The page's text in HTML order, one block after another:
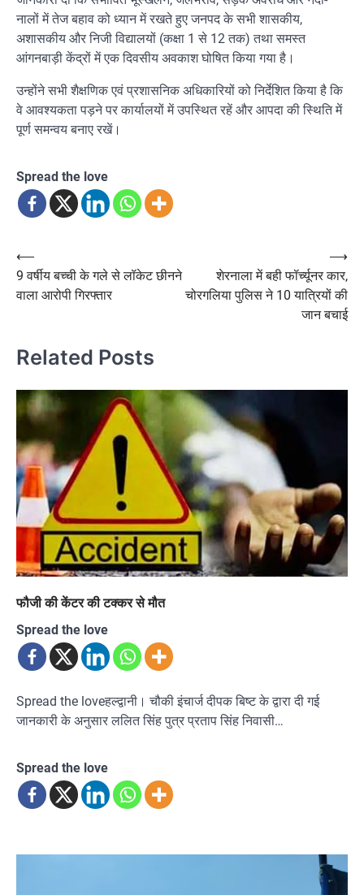
नालों में तेज बहाव को ध्यान में रखते हुए जनपद के सभी शासकीय,
अशासकीय और निजी विद्यालयों (कक्षा 1 से 12 तक) तथा समस्त
आंगनबाड़ी केंद्रों में एक दिवसीय अवकाश घोषित किया गया है।
उन्होंने सभी शैक्षणिक एवं प्रशासनिक अधिकारियों को निर्देशित किया है कि
वे आवश्यकता पड़ने पर कार्यालयों में उपस्थित रहें और आपदा की स्थिति में
पूर्ण समन्वय बनाए रखें।
Spread the love
Post
navigation
⟵
9 वर्षीय बच्ची के गले से लॉकेट छीनने
वाला आरोपी गिरफ्तार
शेरनाला में बही फॉर्च्यूनर कार,
चोरगलिया पुलिस ने 10 यात्रियों की
जान बचाई
⟶
Related Posts
फौजी की केंटर की टक्कर से मौत
Spread the love
Spread the loveहल्द्वानी। चौकी इंचार्ज दीपक बिष्ट के द्वारा दी गई
जानकारी के अनुसार ललित सिंह पुत्र प्रताप सिंह निवासी…
Spread the love